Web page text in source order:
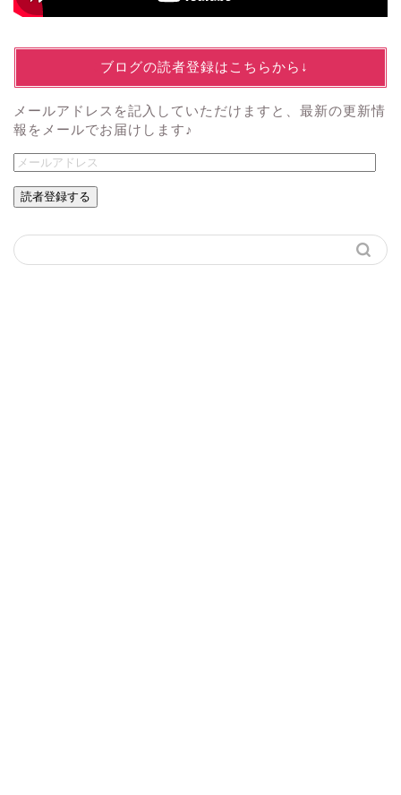
↓ブログの読者登録はこちらから↓
メールアドレスを記入していただけますと、最新の更新情
報をメールでお届けします♪
読者登録する